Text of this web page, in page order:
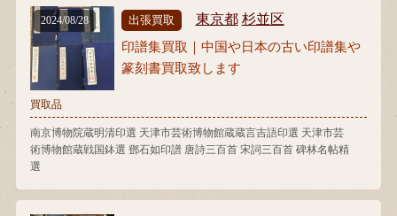
出張買取 東京都 杉並区
印譜集買取｜中国や日本の古い印譜集や
篆刻書買取致します
買取品
南京博物院蔵明清印選 天津市芸術博物館蔵蔵言吉語印選 天津市芸
術博物館蔵戦国鉢選 鄧石如印譜 唐詩三百首 宋詞三百首 碑林名帖精
選
2024/08/28